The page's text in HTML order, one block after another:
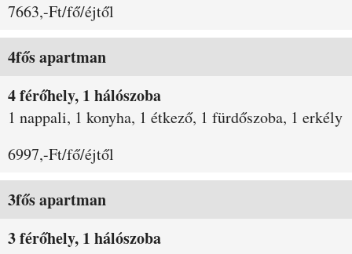
7663,-Ft/fő/éjtől
4fős apartman
4 férőhely, 1 hálószoba
1 nappali, 1 konyha, 1 étkező, 1 fürdőszoba, 1 erkély
6997,-Ft/fő/éjtől
3fős apartman
3 férőhely, 1 hálószoba